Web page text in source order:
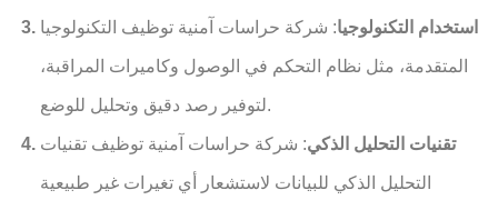
استخدام التكنولوجيا: شركة حراسات آمنية توظيف التكنولوجيا
المتقدمة، مثل نظام التحكم في الوصول وكاميرات المراقبة،
لتوفير رصد دقيق وتحليل للوضع.
تقنيات التحليل الذكي: شركة حراسات آمنية توظيف تقنيات
التحليل الذكي للبيانات لاستشعار أي تغيرات غير طبيعية